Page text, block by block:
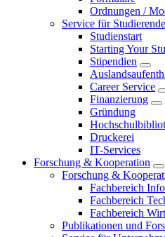
Ordnungen /
Service für Studierende
Studienstart
Starting Your
Stipendien
Career Service
Finanzierung
Gründung
Druckerei
IT-Services
Forschung & Kooperation
Forschung &
Fachbereich
Fachbereich
Fachbereich
Publikationen und